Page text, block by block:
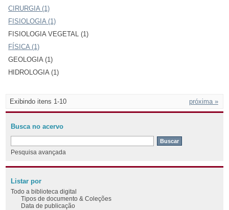
CIRURGIA (1)
FISIOLOGIA (1)
FISIOLOGIA VEGETAL (1)
FÍSICA (1)
GEOLOGIA (1)
HIDROLOGIA (1)
Exibindo itens 1-10 próxima »
Busca no acervo
Pesquisa avançada
Listar por
Todo a biblioteca digital
Tipos de documento & Coleções
Data de publicação